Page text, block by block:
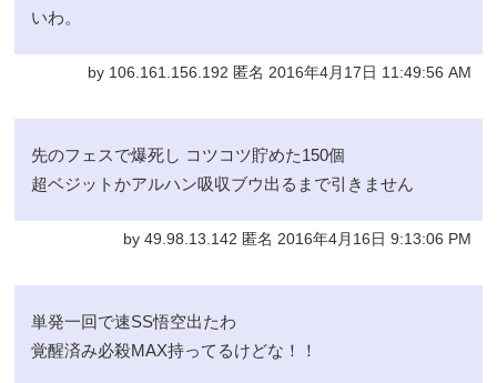
いわ。
by 106.161.156.192 匿名 2016年4月17日 11:49:56 AM
先のフェスで爆死し コツコツ貯めた150個
超ベジットかアルハン吸収ブウ出るまで引きません
by 49.98.13.142 匿名 2016年4月16日 9:13:06 PM
単発一回で速SS悟空出たわ
覚醒済み必殺MAX持ってるけどな！！